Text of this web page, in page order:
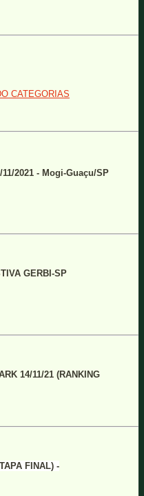
CATEGORIAS
11/2021 - Mogi-Guaçu/SP
GERBI-SP
14/11/21 (RANKING
FINAL) -